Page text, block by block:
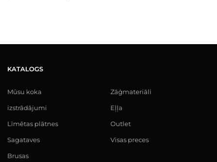
KATALOGS
Mūsu koka
izstrādājumi
Līmētas plātnes
Sagataves
Brusas
Zāģmateriāli
Eļļa
Outlet
Visas preces